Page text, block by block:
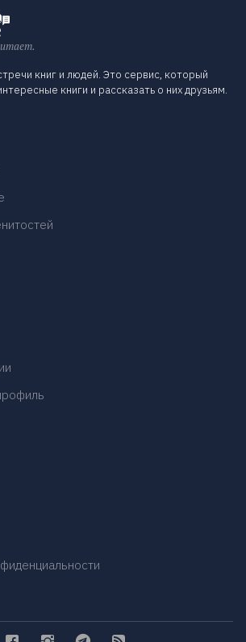
книг и людей. Это сервис, который
книги и рассказать о них друзьям.